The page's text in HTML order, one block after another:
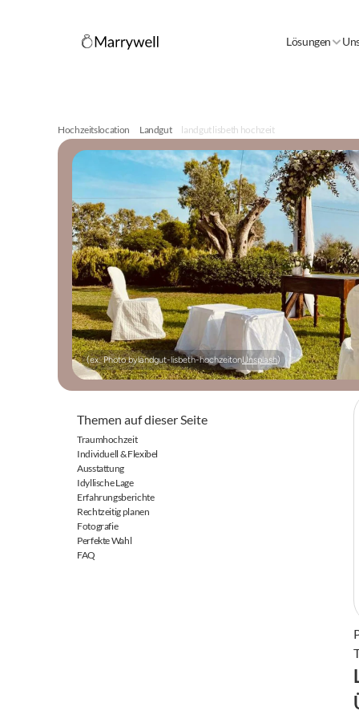
Lösungen
Hochzeitslocation Landgut landgut lisbeth hochzeit
(ex: Photo bylandgut-lisbeth-hochzeitonUnsplash)
Themen auf dieser Seite
Traumhochzeit
Individuell & Flexibel
Ausstattung
Idyllische Lage
Erfahrungsberichte
Rechtzeitig planen
Fotografie
Perfekte Wahl
FAQ